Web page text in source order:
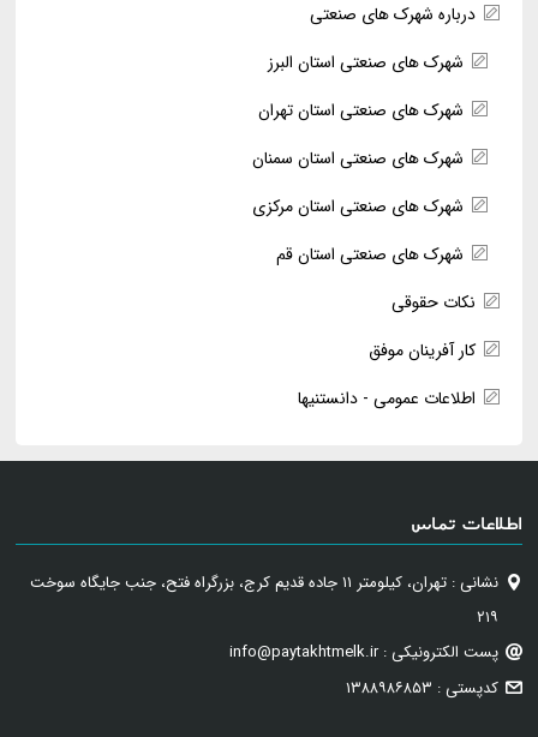
درباره شهرک های صنعتی
شهرک های صنعتی استان البرز
شهرک های صنعتی استان تهران
شهرک های صنعتی استان سمنان
شهرک های صنعتی استان مرکزی
شهرک های صنعتی استان قم
نکات حقوقی
کار آفرینان موفق
اطلاعات عمومی - دانستنیها
اطلاعات تماس
نشانی : تهران، کیلومتر ۱۱ جاده قدیم کرج، بزرگراه فتح، جنب جایگاه سوخت
۲۱۹
پست الکترونیکی : info@paytakhtmelk.ir
کدپستی : ۱۳۸۸۹۸۶۸۵۳